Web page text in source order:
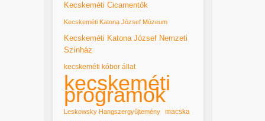
Kecskeméti Cicamentők
Kecskeméti Katona József Múzeum
Kecskeméti Katona József Nemzeti
Színház
kecskeméti kóbor állat
kecskeméti
programok
Leskowsky Hangszergyűjtemény macska